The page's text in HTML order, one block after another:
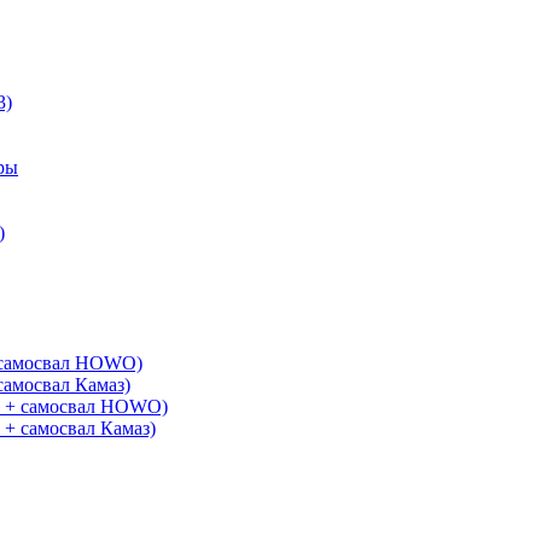
HOWO)
Камаз)
самосвал HOWO)
самосвал Камаз)